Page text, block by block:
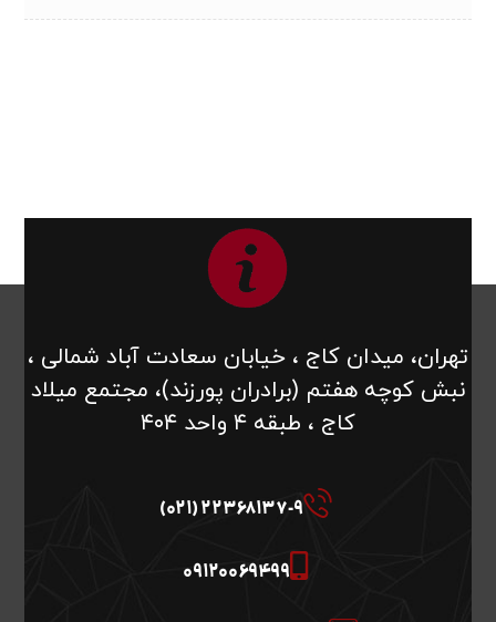
تهران، میدان کاج ، خیابان سعادت آباد شمالی ،
نبش کوچه هفتم (برادران پورزند)، مجتمع میلاد
کاج ، طبقه ۴ واحد ۴۰۴
22368137-9 (021)
09120069499